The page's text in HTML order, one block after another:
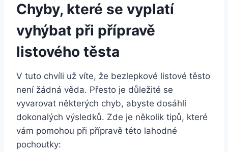
Chyby, které se vyplatí
vyhýbat při přípravě
listového těsta
V tuto chvíli už víte, že bezlepkové listové těsto
není žádná věda. Přesto je důležité se
vyvarovat některých chyb, abyste dosáhli
dokonalých výsledků. Zde je několik tipů, které
vám pomohou při přípravě této lahodné
pochoutky: